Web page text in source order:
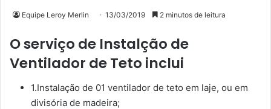
Equipe Leroy Merlin 13/03/2019 2 minutos de leitura
O serviço de Instalção de
Ventilador de Teto inclui
1.Instalação de 01 ventilador de teto em laje, ou em
divisória de madeira;